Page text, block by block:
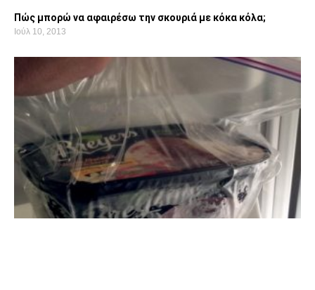
Πώς μπορώ να αφαιρέσω την σκουριά με κόκα κόλα;
Ιούλ 10, 2013